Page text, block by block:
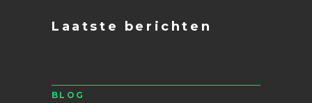
Laatste berichten
BLOG